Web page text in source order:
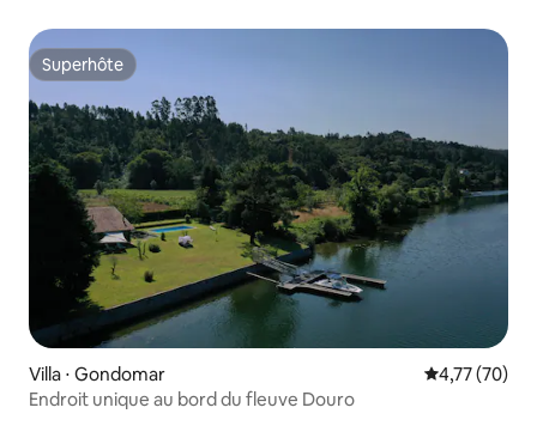
Superhôte
Superhôte
Villa ⋅ Gondomar Évaluation
4,77 (70)
Endroit unique au bord du fleuve Douro